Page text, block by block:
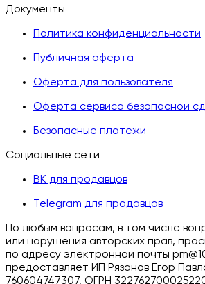
Документы
Политика конфиденциальности
Публичная оферта
Оферта для пользователя
Оферта сервиса безопасной
Безопасные платежи
Социальные сети
ВК для продавцов
Telegram для продавцов
По любым вопросам, в том числе
или нарушения авторских прав,
по адресу электронной почты
предоставляет ИП Рязанов Егор
760604747307, ОГРН